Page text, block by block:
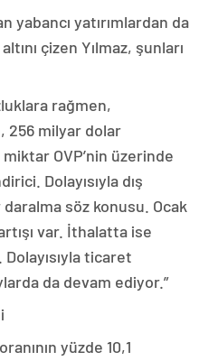
yabancı yatırımlardan da
çizen Yılmaz, şunları
rağmen,
256 milyar dolar
OVP’nin üzerinde
Dolayısıyla dış
söz konusu. Ocak
var. İthalatta ise
Dolayısıyla ticaret
da devam ediyor.”
yüzde 10,1